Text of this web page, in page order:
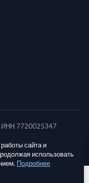
7720025347
сайта и
использовать
Подробнее